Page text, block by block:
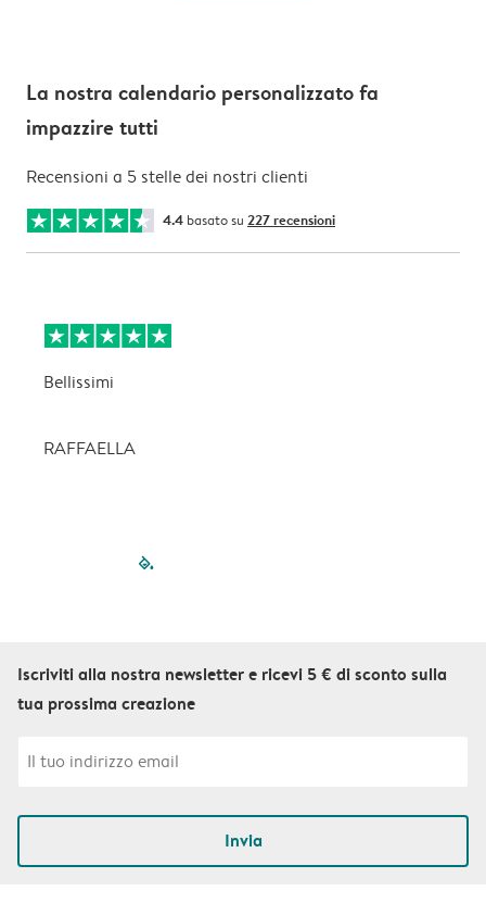
La nostra calendario personalizzato fa
impazzire tutti
Recensioni a 5 stelle dei nostri clienti
4.4 basato su 227 recensioni
Bellissimi
RAFFAELLA
filled-pagination
Iscriviti alla nostra newsletter e ricevi 5 € di sconto sulla
tua prossima creazione
Invia